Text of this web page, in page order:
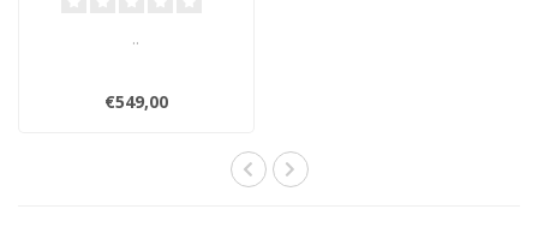
..
€549,00